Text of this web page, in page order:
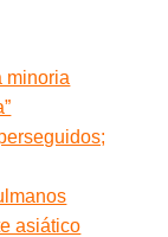
minoria
asiático